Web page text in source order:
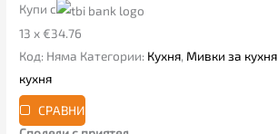
Купи с
13 x €34.76
Код: Няма Категории: Кухня, Мивки за кухня
кухня
СРАВНИ